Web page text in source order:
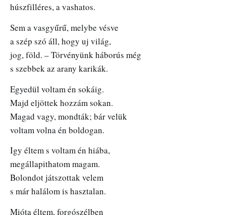
húszfilléres, a vashatos.
Sem a vasgyűrű, melybe vésve
a szép szó áll, hogy uj világ,
jog, föld. – Törvényünk háborús még
s szebbek az arany karikák.
Egyedül voltam én sokáig.
Majd eljöttek hozzám sokan.
Magad vagy, mondták; bár velük
voltam volna én boldogan.
Igy éltem s voltam én hiába,
megállapithatom magam.
Bolondot játszottak velem
s már halálom is hasztalan.
Mióta éltem, forgószélben